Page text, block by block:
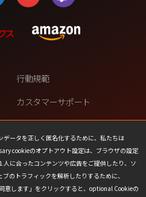
ータを正しく匿名化するために、私たちは
cookieのオプトアウト設定は、ブラウザの設定
に合ったコンテンツや広告をご提供したり、ソ
のトラフィックを解析したりするために、
意します」をクリックすると、optional Cookieの
行動規範
カスタマーサポート
個人情報の販売や共有を許可し
ない
プレスリリース
お問い合わせ